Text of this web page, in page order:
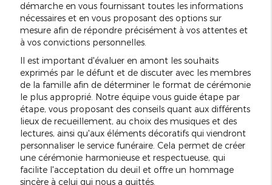
démarche en vous fournissant toutes les informations
nécessaires et en vous proposant des options sur
mesure afin de répondre précisément à vos attentes et
à vos convictions personnelles.
Il est important d'évaluer en amont les souhaits
exprimés par le défunt et de discuter avec les membres
de la famille afin de déterminer le format de cérémonie
le plus approprié. Notre équipe vous guide étape par
étape, vous proposant des conseils quant aux différents
lieux de recueillement, au choix des musiques et des
lectures, ainsi qu'aux éléments décoratifs qui viendront
personnaliser le service funéraire. Cela permet de créer
une cérémonie harmonieuse et respectueuse, qui
facilite l'acceptation du deuil et offre un hommage
sincère à celui qui nous a quittés.